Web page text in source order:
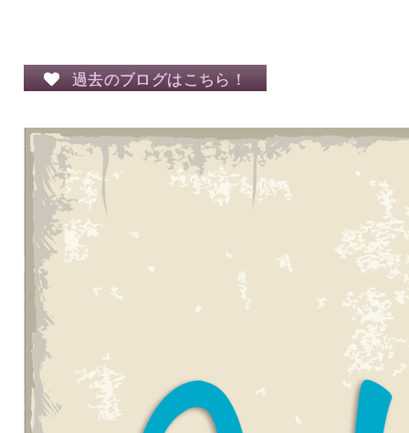
過去のブログはこちら！